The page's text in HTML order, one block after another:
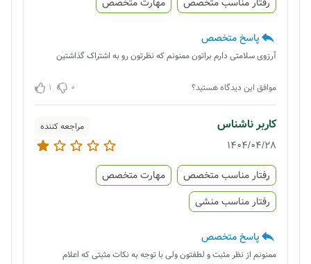
پاسخ متخصص
آرزوی سلامتی دارم براتون ممنونم که نظرتون رو به اشتراک گذاشتین
موافق این دیدگاه هستید؟ 0
1
کاربر ناشناس مراجعه کننده
1404/04/28
رفتار مناسب متخصص
مهارت متخصص
رفتار مناسب منشی
پاسخ متخصص
ممنونم از نظر مثبت و لطفتون ولی با توجه به نکات مثبتی که اعلام